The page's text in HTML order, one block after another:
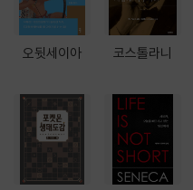
오뒷세이아 코스톨라니